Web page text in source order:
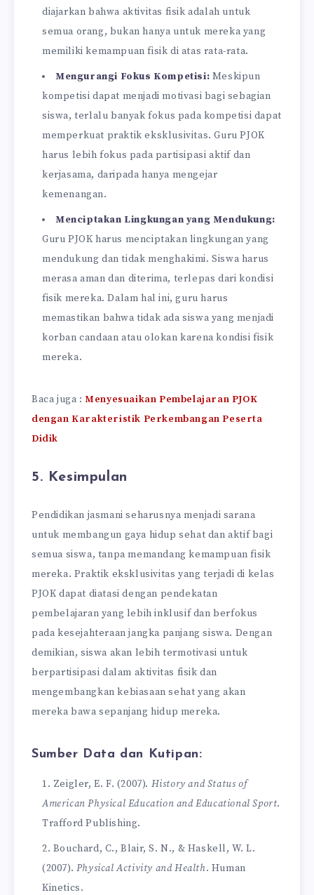
diajarkan bahwa aktivitas fisik adalah untuk
semua orang, bukan hanya untuk mereka yang
memiliki kemampuan fisik di atas rata-rata.
Mengurangi Fokus Kompetisi: Meskipun
kompetisi dapat menjadi motivasi bagi sebagian
siswa, terlalu banyak fokus pada kompetisi dapat
memperkuat praktik eksklusivitas. Guru PJOK
harus lebih fokus pada partisipasi aktif dan
kerjasama, daripada hanya mengejar
kemenangan.
Menciptakan Lingkungan yang Mendukung:
Guru PJOK harus menciptakan lingkungan yang
mendukung dan tidak menghakimi. Siswa harus
merasa aman dan diterima, terlepas dari kondisi
fisik mereka. Dalam hal ini, guru harus
memastikan bahwa tidak ada siswa yang menjadi
korban candaan atau olokan karena kondisi fisik
mereka.
Baca juga :Menyesuaikan Pembelajaran PJOK
dengan Karakteristik Perkembangan Peserta
Didik
5. Kesimpulan
Pendidikan jasmani seharusnya menjadi sarana
untuk membangun gaya hidup sehat dan aktif bagi
semua siswa, tanpa memandang kemampuan fisik
mereka. Praktik eksklusivitas yang terjadi di kelas
PJOK dapat diatasi dengan pendekatan
pembelajaran yang lebih inklusif dan berfokus
pada kesejahteraan jangka panjang siswa. Dengan
demikian, siswa akan lebih termotivasi untuk
berpartisipasi dalam aktivitas fisik dan
mengembangkan kebiasaan sehat yang akan
mereka bawa sepanjang hidup mereka.
Sumber Data dan Kutipan:
Zeigler, E. F. (2007). History and Status of
American Physical Education and Educational Sport.
Trafford Publishing.
Bouchard, C., Blair, S. N., & Haskell, W. L.
(2007). Physical Activity and Health. Human
Kinetics.